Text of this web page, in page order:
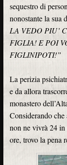
sequestro di
nonostante la sua
LA VEDO PIU’
FIGLIA! E POI
FIGLINIPOTI!”
La perizia
e da allora
monastero
Considerando
non ne vivrà 24 in
ore, trovo la pena